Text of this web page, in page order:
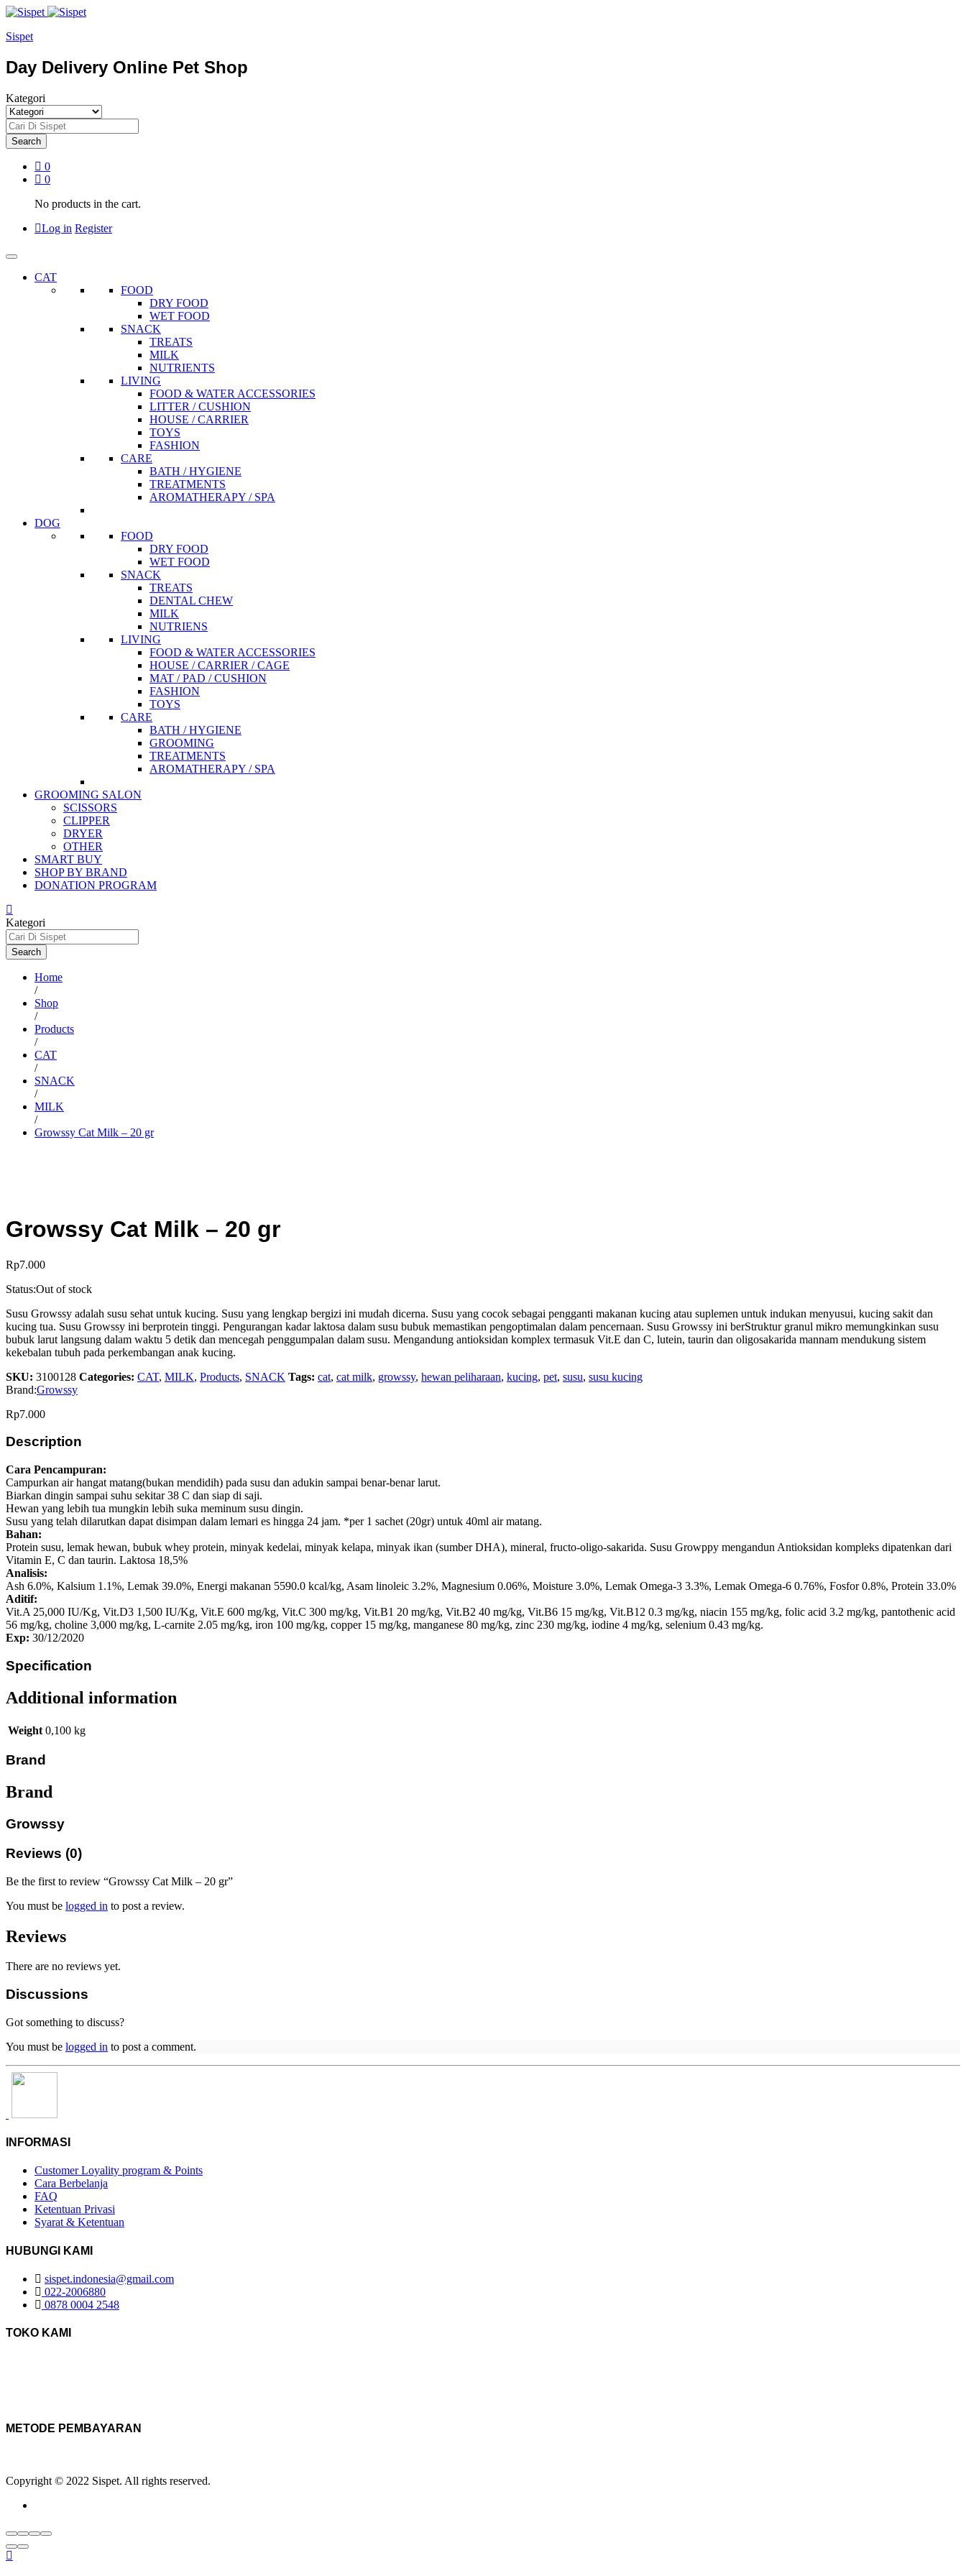
Sispet
Day Delivery Online Pet Shop
Kategori
Search
0
0
No products in the cart.
Log in Register
CAT
FOOD
DRY FOOD
WET FOOD
SNACK
TREATS
MILK
NUTRIENTS
LIVING
FOOD & WATER ACCESSORIES
LITTER / CUSHION
HOUSE / CARRIER
TOYS
FASHION
CARE
BATH / HYGIENE
TREATMENTS
AROMATHERAPY / SPA
DOG
FOOD
DRY FOOD
WET FOOD
SNACK
TREATS
DENTAL CHEW
MILK
NUTRIENS
LIVING
FOOD & WATER ACCESSORIES
HOUSE / CARRIER / CAGE
MAT / PAD / CUSHION
FASHION
TOYS
CARE
BATH / HYGIENE
GROOMING
TREATMENTS
AROMATHERAPY / SPA
GROOMING SALON
SCISSORS
CLIPPER
DRYER
OTHER
SMART BUY
SHOP BY BRAND
DONATION PROGRAM
Kategori
Search
Home
/
Shop
/
Products
/
CAT
/
SNACK
/
MILK
/
Growssy Cat Milk – 20 gr
Growssy Cat Milk – 20 gr
Rp7.000
Status:Out of stock
Susu Growssy adalah susu sehat untuk kucing. Susu yang lengkap bergizi ini mudah dicerna. Susu yang cocok sebagai pengganti makanan kucing atau suplemen untuk indukan menyusui, kucing sakit dan
kucing tua. Susu Growssy ini berprotein tinggi. Pengurangan kadar laktosa dalam susu bubuk memastikan pengoptimalan dalam pencernaan. Susu Growssy ini berStruktur granul mikro memungkinkan susu
bubuk larut langsung dalam waktu 5 detik dan mencegah penggumpalan dalam susu. Mengandung antioksidan komplex termasuk Vit.E dan C, lutein, taurin dan oligosakarida mannam mendukung sistem
kekebalan tubuh pada perkembangan anak kucing.
SKU: 3100128 Categories: CAT, MILK, Products, SNACK Tags: cat, cat milk, growssy, hewan peliharaan, kucing, pet, susu, susu kucing
Brand:Growssy
Rp7.000
Description
Cara Pencampuran:
Campurkan air hangat matang(bukan mendidih) pada susu dan adukin sampai benar-benar larut.
Biarkan dingin sampai suhu sekitar 38 C dan siap di saji.
Hewan yang lebih tua mungkin lebih suka meminum susu dingin.
Susu yang telah dilarutkan dapat disimpan dalam lemari es hingga 24 jam. *per 1 sachet (20gr) untuk 40ml air matang.
Bahan:
Protein susu, lemak hewan, bubuk whey protein, minyak kedelai, minyak kelapa, minyak ikan (sumber DHA), mineral, fructo-oligo-sakarida. Susu Growppy mengandun Antioksidan kompleks dipatenkan dari
Vitamin E, C dan taurin. Laktosa 18,5%
Analisis:
Ash 6.0%, Kalsium 1.1%, Lemak 39.0%, Energi makanan 5590.0 kcal/kg, Asam linoleic 3.2%, Magnesium 0.06%, Moisture 3.0%, Lemak Omega-3 3.3%, Lemak Omega-6 0.76%, Fosfor 0.8%, Protein 33.0%
Aditif:
Vit.A 25,000 IU/Kg, Vit.D3 1,500 IU/Kg, Vit.E 600 mg/kg, Vit.C 300 mg/kg, Vit.B1 20 mg/kg, Vit.B2 40 mg/kg, Vit.B6 15 mg/kg, Vit.B12 0.3 mg/kg, niacin 155 mg/kg, folic acid 3.2 mg/kg, pantothenic acid
56 mg/kg, choline 3,000 mg/kg, L-carnite 2.05 mg/kg, iron 100 mg/kg, copper 15 mg/kg, manganese 80 mg/kg, zinc 230 mg/kg, iodine 4 mg/kg, selenium 0.43 mg/kg.
Exp: 30/12/2020
Specification
Additional information
Weight 0,100 kg
Brand
Brand
Growssy
Reviews (0)
Be the first to review “Growssy Cat Milk – 20 gr”
You must be logged in to post a review.
Reviews
There are no reviews yet.
Discussions
Got something to discuss?
You must be logged in to post a comment.
INFORMASI
Customer Loyality program & Points
Cara Berbelanja
FAQ
Ketentuan Privasi
Syarat & Ketentuan
HUBUNGI KAMI
sispet.indonesia@gmail.com
022-2006880
0878 0004 2548
TOKO KAMI
METODE PEMBAYARAN
Copyright © 2022 Sispet. All rights reserved.